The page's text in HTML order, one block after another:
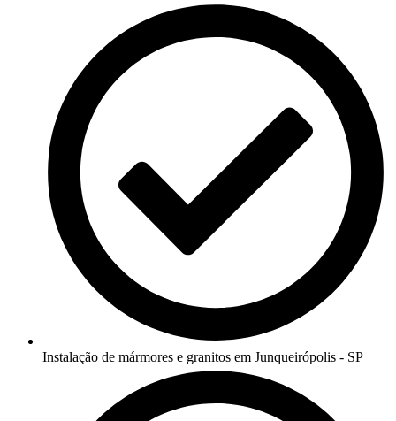
Instalação de mármores e granitos em Junqueirópolis - SP